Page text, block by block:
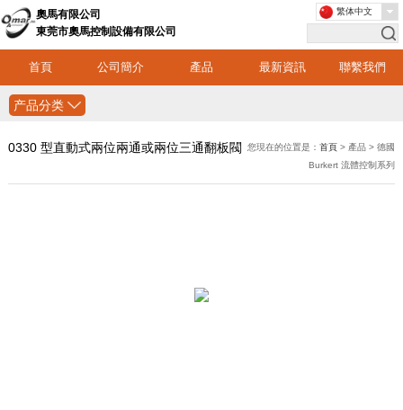
奧馬有限公司
東莞市奧馬控制設備有限公司
首頁 公司簡介 產品 最新資訊 聯繫我們
繁体中文
产品分类
0330 型直動式兩位兩通或兩位三通翻板閥 您現在的位置是：首頁 > 產品 > 德國
Burkert 流體控制系列